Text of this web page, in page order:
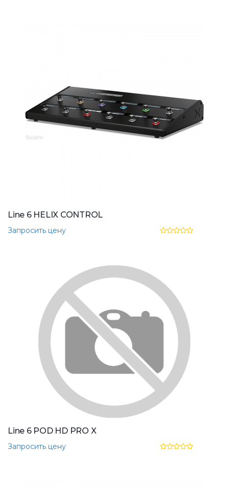
Line 6 HELIX CONTROL
Запросить цену
Line 6 POD HD PRO X
Запросить цену